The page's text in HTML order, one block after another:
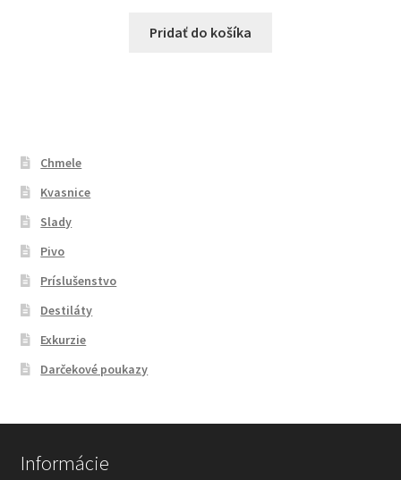
Pridať do košíka
Chmele
Kvasnice
Slady
Pivo
Príslušenstvo
Destiláty
Exkurzie
Darčekové poukazy
Informácie